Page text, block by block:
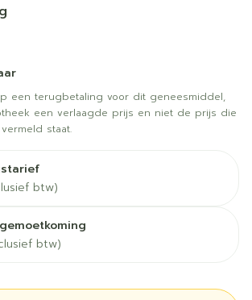
een terugbetaling voor dit geneesmiddel,
een verlaagde prijs en niet de prijs die
staat.
btw)
btw)